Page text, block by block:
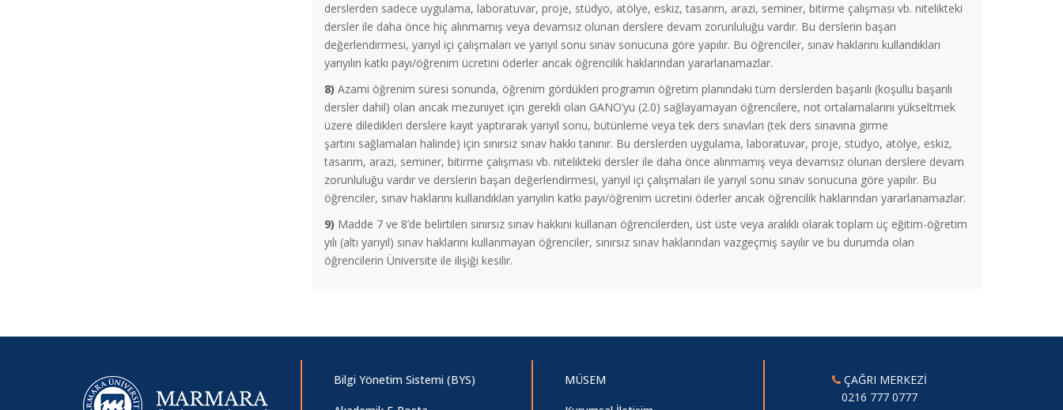
derslerden sadece uygulama, laboratuvar, proje, stüdyo, atölye, eskiz, tasarım, arazi, seminer, bitirme çalışması vb. nitelikteki
dersler ile daha önce hiç alınmamış veya devamsız olunan derslere devam zorunluluğu vardır. Bu derslerin başarı
değerlendirmesi, yarıyıl içi çalışmaları ve yarıyıl sonu sınav sonucuna göre yapılır. Bu öğrenciler, sınav haklarını kullandıkları
yarıyılın katkı payı/öğrenim ücretini öderler ancak öğrencilik haklarından yararlanamazlar.
8) Azami öğrenim süresi sonunda, öğrenim gördükleri programın öğretim planındaki tüm derslerden başarılı (koşullu başarılı
dersler dahil) olan ancak mezuniyet için gerekli olan GANO’yu (2.0) sağlayamayan öğrencilere, not ortalamalarını yükseltmek
üzere diledikleri derslere kayıt yaptırarak yarıyıl sonu, bütünleme veya tek ders sınavları (tek ders sınavına girme
şartını sağlamaları halinde) için sınırsız sınav hakkı tanınır. Bu derslerden uygulama, laboratuvar, proje, stüdyo, atölye, eskiz,
tasarım, arazi, seminer, bitirme çalışması vb. nitelikteki dersler ile daha önce alınmamış veya devamsız olunan derslere devam
zorunluluğu vardır ve derslerin başarı değerlendirmesi, yarıyıl içi çalışmaları ile yarıyıl sonu sınav sonucuna göre yapılır. Bu
öğrenciler, sınav haklarını kullandıkları yarıyılın katkı payı/öğrenim ücretini öderler ancak öğrencilik haklarından yararlanamazlar.
9) Madde 7 ve 8’de belirtilen sınırsız sınav hakkını kullanan öğrencilerden, üst üste veya aralıklı olarak toplam üç eğitim-öğretim
yılı (altı yarıyıl) sınav haklarını kullanmayan öğrenciler, sınırsız sınav haklarından vazgeçmiş sayılır ve bu durumda olan
öğrencilerin Üniversite ile ilişiği kesilir.
Duyurusu
Bilgi Yönetim Sistemi (BYS) MÜSEM
ÇAĞRI MERKEZİ
0216 777 0777